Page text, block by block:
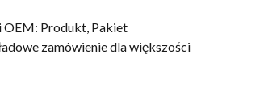
Produkt, Pakiet
zamówienie dla większości